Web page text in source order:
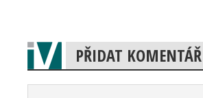
PŘIDAT KOMENTÁŘ